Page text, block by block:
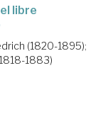
libre
(1820-1895);
1883)